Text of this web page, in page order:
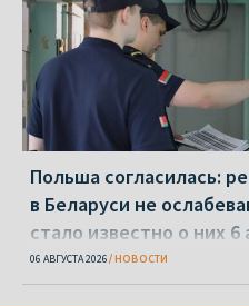
Польша согласилась:
в Беларуси не
стало известно о них 6
06 АВГУСТА 2026 НОВОСТИ